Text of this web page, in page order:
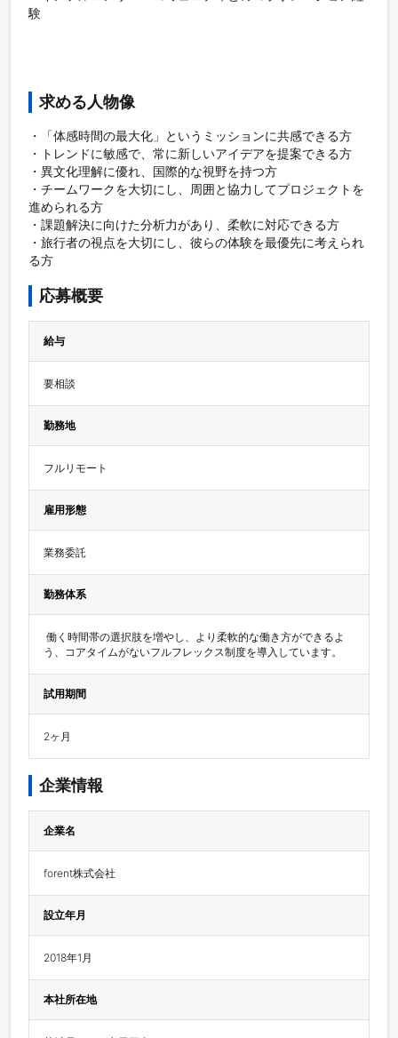
験
求める人物像
・「体感時間の最大化」というミッションに共感できる方
・トレンドに敏感で、常に新しいアイデアを提案できる方
・異文化理解に優れ、国際的な視野を持つ方
・チームワークを大切にし、周囲と協力してプロジェクトを
進められる方
・課題解決に向けた分析力があり、柔軟に対応できる方
・旅行者の視点を大切にし、彼らの体験を最優先に考えられ
応募概要
給与
要相談
勤務地
フルリモート
雇用形態
業務委託
勤務体系
う、コアタイムがないフルフレックス制度を導入しています。
試用期間
2ヶ月
企業情報
企業名
forent株式会社
設立年月
2018年1月
本社所在地